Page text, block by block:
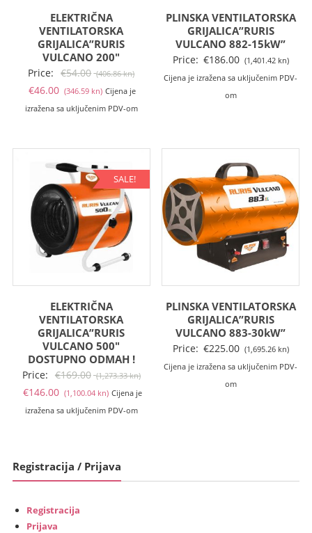
ELEKTRIČNA
VENTILATORSKA
GRIJALICA”RURIS
VULCANO 200″
Price: €54.00 (406.86 kn)Izvorna
cijena
bila
kn).
€46.00 (346.59 kn)Trenutna
cijena
kn).
Cijena je
izražena sa uključenim PDV-om
PLINSKA VENTILATORSKA
GRIJALICA”RURIS
VULCANO 882-15kW”
Price: €186.00 (1,401.42 kn)
Cijena je izražena sa uključenim PDV-
om
SALE!
ELEKTRIČNA
VENTILATORSKA
GRIJALICA”RURIS
VULCANO 500″
DOSTUPNO ODMAH !
Price: €169.00 (1,273.33 kn)Izvorna
cijena
kn).
€146.00 (1,100.04 kn)Trenutna
cijena
kn).
Cijena je
izražena sa uključenim PDV-om
PLINSKA VENTILATORSKA
GRIJALICA”RURIS
VULCANO 883-30kW”
Price: €225.00 (1,695.26 kn)
Cijena je izražena sa uključenim PDV-
om
Registracija / Prijava
Registracija
Prijava